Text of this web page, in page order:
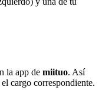
la app de miituo. Así
cargo correspondiente.